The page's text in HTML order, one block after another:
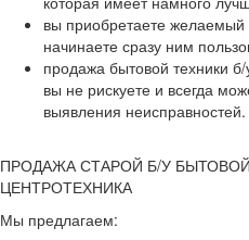
вы приобретаете желаемый
начинаете сразу ним
продажа бытовой техники
вы не рискуете и всегда
выявления неисправностей.
ПРОДАЖА СТАРОЙ Б/У
ЦЕНТРОТЕХНИКА
Мы предлагаем: